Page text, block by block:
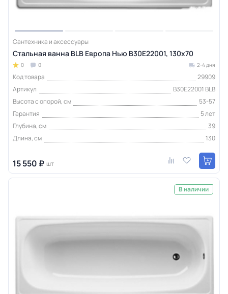
Сантехника и аксессуары
Стальная ванна BLB Европа Нью B30E22001, 130х70
0 0 2-4 дня
Код товара
29909
Артикул
B30E22001 BLB
Высота с опорой, см
53-57
Гарантия
5 лет
Глубина, см
39
Длина, см
130
15 550 ₽ шт
В наличии